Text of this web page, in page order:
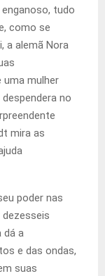
tudo
como se
a alemã Nora
uma mulher
no
mira as
poder nas
dá a
e das ondas,
suas